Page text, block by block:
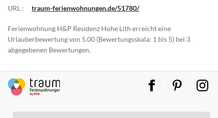
URL :
traum-ferienwohnungen.de/51780/
Ferienwohnung H&P Residenz Hohe Lith erreicht eine
Urlauberbewertung von 5.00 (Bewertungsskala: 1 bis 5) bei 3
abgegebenen Bewertungen.